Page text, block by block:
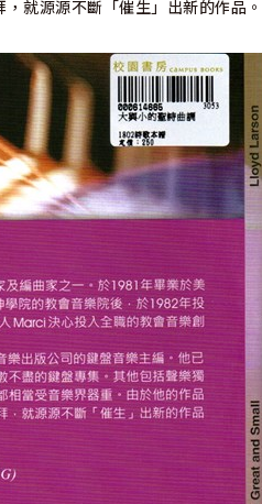
就源源不斷「催生」出新的作品。